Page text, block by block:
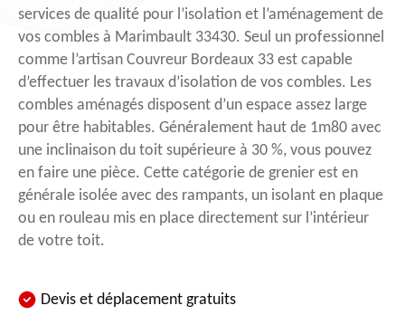
services de qualité pour l’isolation et l’aménagement de
vos combles à Marimbault 33430. Seul un professionnel
comme l’artisan Couvreur Bordeaux 33 est capable
d’effectuer les travaux d’isolation de vos combles. Les
combles aménagés disposent d’un espace assez large
pour être habitables. Généralement haut de 1m80 avec
une inclinaison du toit supérieure à 30 %, vous pouvez
en faire une pièce. Cette catégorie de grenier est en
générale isolée avec des rampants, un isolant en plaque
ou en rouleau mis en place directement sur l’intérieur
de votre toit.
Devis et déplacement gratuits